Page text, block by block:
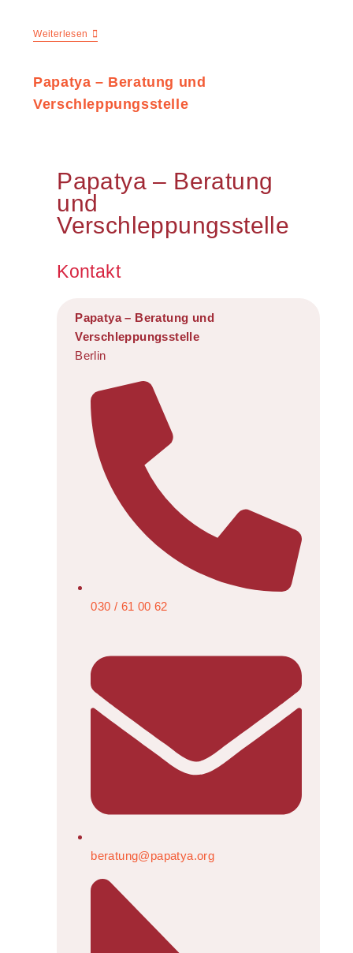
Weiterlesen
Papatya – Beratung und
Verschleppungsstelle
Papatya – Beratung
und
Verschleppungsstelle
Kontakt
Papatya – Beratung und
Verschleppungsstelle
Berlin
030 / 61 00 62
beratung@papatya.org